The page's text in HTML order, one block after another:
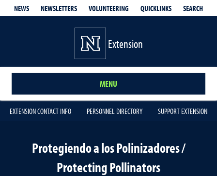
NEWS NEWSLETTERS VOLUNTEERING QUICKLINKS SEARCH
Extension
MENU
EXTENSION CONTACT INFO PERSONNEL DIRECTORY SUPPORT EXTENSION
Protegiendo a los Polinizadores /
Protecting Pollinators